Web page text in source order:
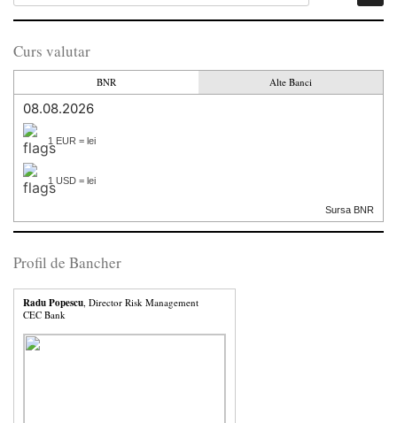
Curs valutar
BNR Alte Banci
08.08.2026
1 EUR = lei
1 USD = lei
Sursa BNR
Profil de Bancher
Radu Popescu, Director Risk Management
CEC Bank